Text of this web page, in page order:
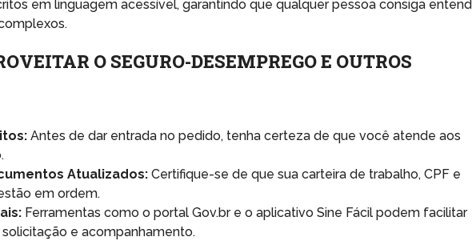
em linguagem acessível, garantindo que qualquer pessoa consiga
O SEGURO-DESEMPREGO E OUTROS
Antes de dar entrada no pedido, tenha certeza de que você atende aos
Atualizados: Certifique-se de que sua carteira de trabalho, CPF e
em ordem.
Ferramentas como o portal Gov.br e o aplicativo Sine Fácil podem facilitar
e acompanhamento.